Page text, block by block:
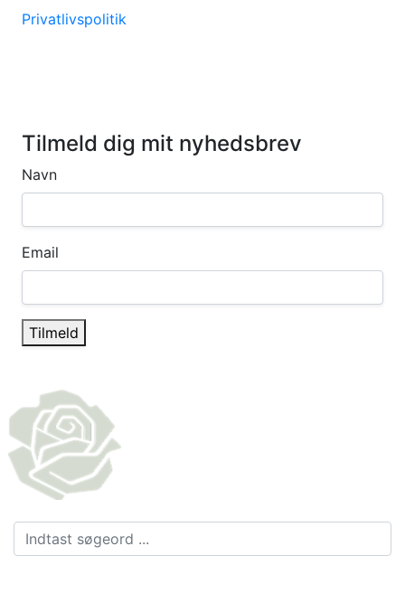
Privatlivspolitik
Tilmeld dig mit nyhedsbrev
Navn
Email
Tilmeld